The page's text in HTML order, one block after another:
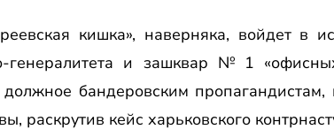
кишка», наверняка, войдет в
генералитета и зашквар № 1
бандеровским
раскрутив кейс харьковского